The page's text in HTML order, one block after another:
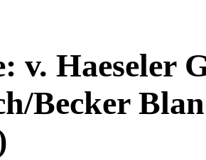
v. Haeseler
Becker